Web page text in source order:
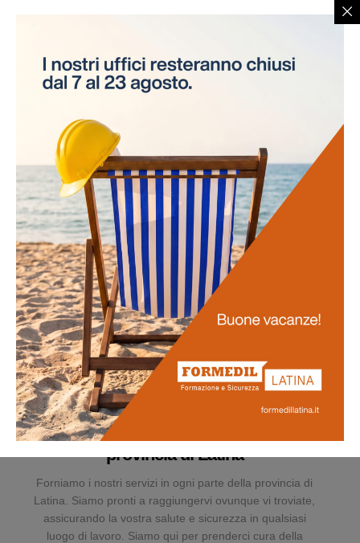
lavorative.
Promozione
della salute
La salute dei lavoratori rappresenta il fulcro di questo
progetto. Favoriamo uno stile di vita salutare tra il
personale e sosteniamo attivamente la prevenzione
delle malattie professionali. Ci impegniamo
nell'obiettivo di potenziare la vostra salute e il vostro
benessere generale.
Presenti in tutta la
provincia di Latina
Forniamo i nostri servizi in ogni parte della provincia di
Latina. Siamo pronti a raggiungervi ovunque vi troviate,
assicurando la vostra salute e sicurezza in qualsiasi
luogo di lavoro. Siamo qui per prenderci cura della